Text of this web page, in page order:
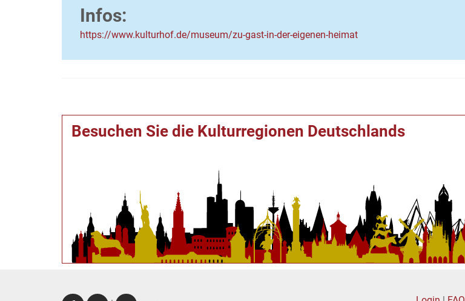
Infos:
https://www.kulturhof.de/museum/zu-gast-in-der-eigenen-heimat
Besuchen Sie die Kulturregionen Deutschlands